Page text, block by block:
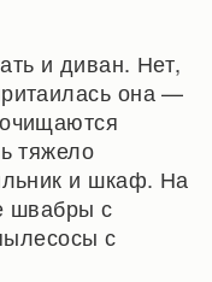
и диван. Нет,
она —
тяжело
и шкаф. На
швабры с
с